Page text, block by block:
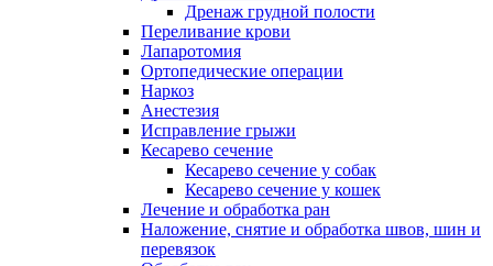
Дренаж грудной полости
Переливание крови
Лапаротомия
Ортопедические операции
Наркоз
Анестезия
Исправление грыжи
Кесарево сечение
Кесарево сечение у собак
Кесарево сечение у кошек
Лечение и обработка ран
Наложение, снятие и обработка швов, шин и
перевязок